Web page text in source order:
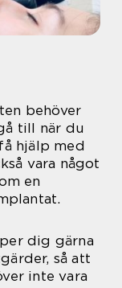
behöver
till när du
hjälp med
vara något
en
dig gärna
så att
inte vara